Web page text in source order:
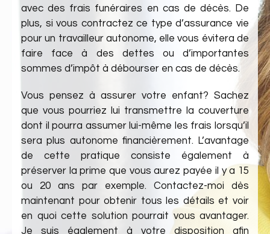
avec des frais funéraires en cas de décès. De
plus, si vous contractez ce type d’assurance vie
pour un travailleur autonome, elle vous évitera de
faire face à des dettes ou d’importantes
sommes d’impôt à débourser en cas de décès.
Vous pensez à assurer votre enfant? Sachez
que vous pourriez lui transmettre la couverture
dont il pourra assumer lui-même les frais lorsqu’il
sera plus autonome financièrement. L’avantage
de cette pratique consiste également à
préserver la prime que vous aurez payée il y a 15
ou 20 ans par exemple. Contactez-moi dès
maintenant pour obtenir tous les détails et voir
en quoi cette solution pourrait vous avantager.
Je suis également à votre disposition afin